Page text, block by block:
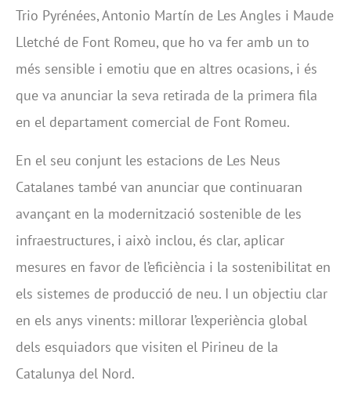
Trio Pyrénées, Antonio Martín de Les Angles i Maude
Lletché de Font Romeu, que ho va fer amb un to
més sensible i emotiu que en altres ocasions, i és
que va anunciar la seva retirada de la primera fila
en el departament comercial de Font Romeu.
En el seu conjunt les estacions de Les Neus
Catalanes també van anunciar que continuaran
avançant en la modernització sostenible de les
infraestructures, i això inclou, és clar, aplicar
mesures en favor de l’eficiència i la sostenibilitat en
els sistemes de producció de neu. I un objectiu clar
en els anys vinents: millorar l’experiència global
dels esquiadors que visiten el Pirineu de la
Catalunya del Nord.